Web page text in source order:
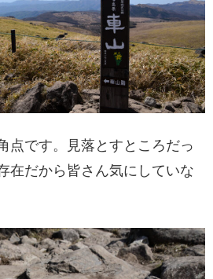
点です。見落とすところだっ
在だから皆さん気にしていな